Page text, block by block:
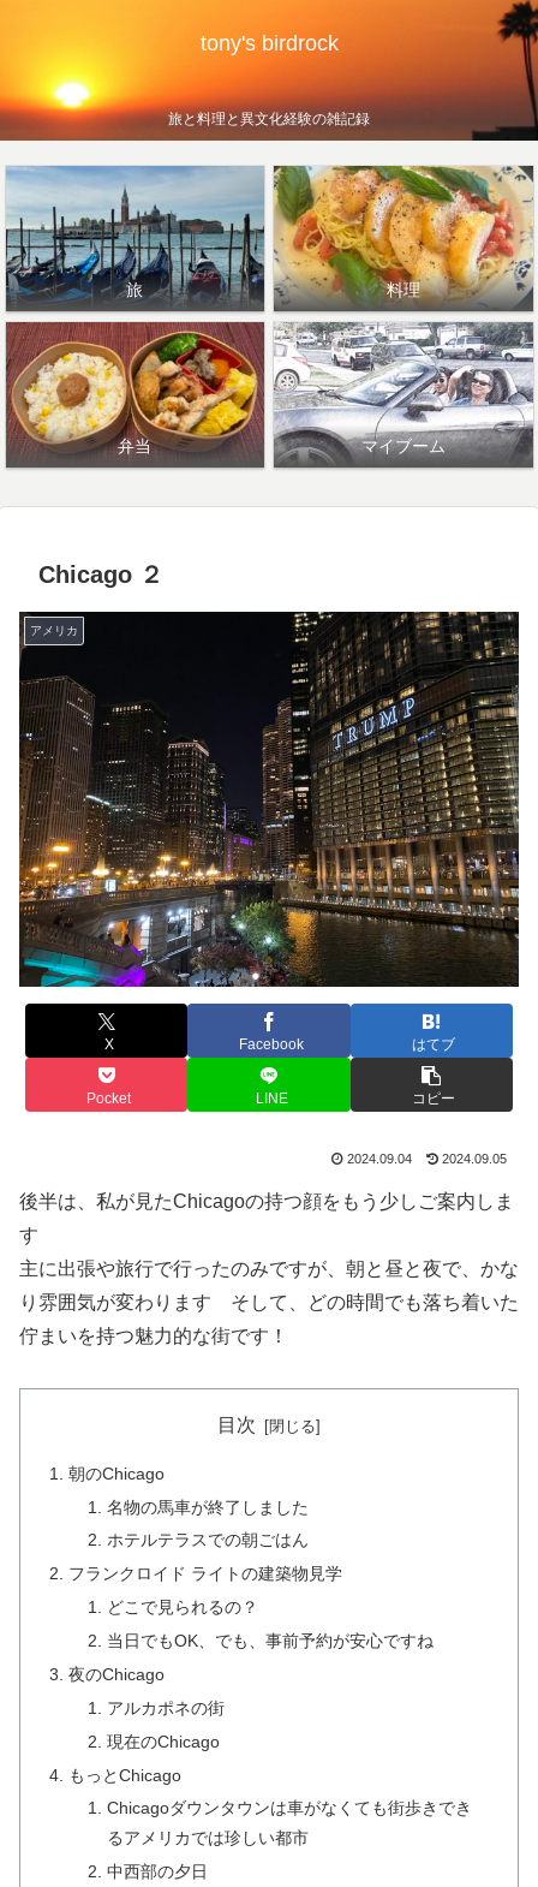
tony's birdrock
旅と料理と異文化経験の雑記録
旅 料理
弁当 マイブーム
Chicago ２
アメリカ
X Facebook はてブ
Pocket LINE コピー
2024.09.04 2024.09.05
後半は、私が見たChicagoの持つ顔をもう少しご案内しま
す
主に出張や旅行で行ったのみですが、朝と昼と夜で、かな
り雰囲気が変わります そして、どの時間でも落ち着いた
佇まいを持つ魅力的な街です！
目次
朝のChicago
名物の馬車が終了しました
ホテルテラスでの朝ごはん
フランクロイド ライトの建築物見学
どこで見られるの？
当日でもOK、でも、事前予約が安心ですね
夜のChicago
アルカポネの街
現在のChicago
もっとChicago
Chicagoダウンタウンは車がなくても街歩きでき
るアメリカでは珍しい都市
中西部の夕日